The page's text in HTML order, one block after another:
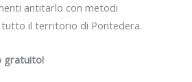
antitarlo con metodi
il territorio di Pontedera.
gratuito!